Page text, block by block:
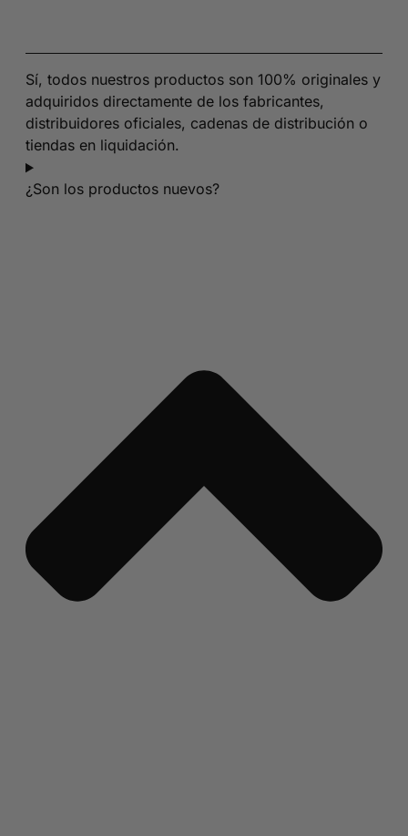
Sí, todos nuestros productos son 100% originales y
adquiridos directamente de los fabricantes,
distribuidores oficiales, cadenas de distribución o
tiendas en liquidación.
¿Son los productos nuevos?